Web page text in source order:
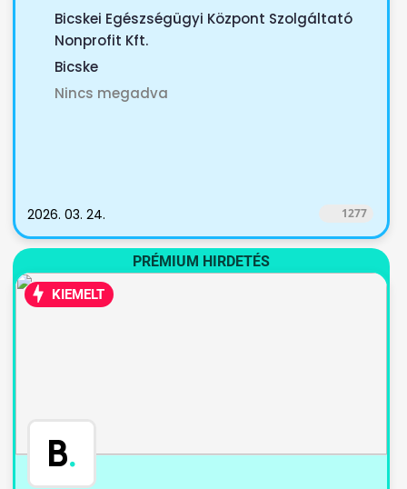
Bicskei Egészségügyi Központ Szolgáltató
Nonprofit Kft.
Bicske
Nincs megadva
2026. 03. 24. 1277
PRÉMIUM HIRDETÉS
KIEMELT
B.